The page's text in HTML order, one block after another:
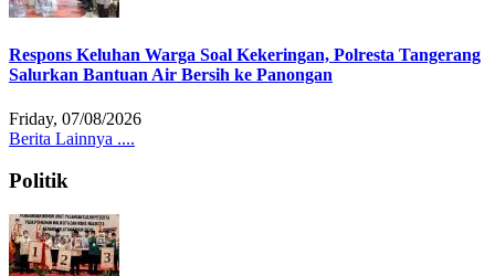
Respons Keluhan Warga Soal Kekeringan, Polresta Tangerang
Salurkan Bantuan Air Bersih ke Panongan
Friday, 07/08/2026
Berita Lainnya ....
Politik